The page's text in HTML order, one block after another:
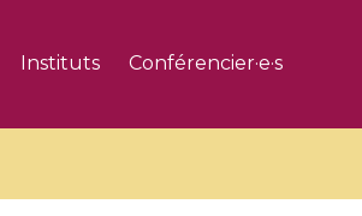
Instituts Conférencier·e·s